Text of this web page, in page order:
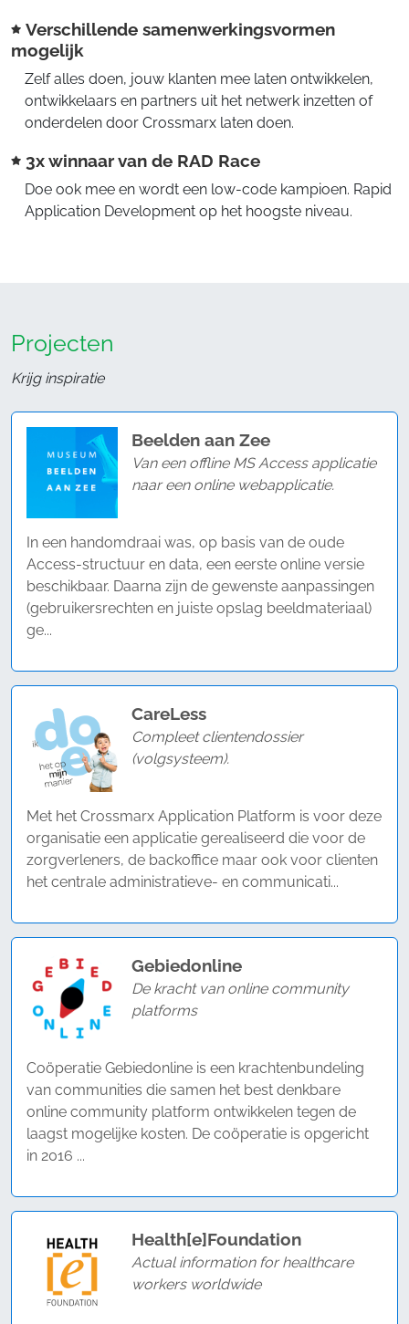
Verschillende samenwerkingsvormen
mogelijk
Zelf alles doen, jouw klanten mee laten ontwikkelen,
ontwikkelaars en partners uit het netwerk inzetten of
onderdelen door Crossmarx laten doen.
3x winnaar van de RAD Race
Doe ook mee en wordt een low-code kampioen. Rapid
Application Development op het hoogste niveau.
Projecten
Krijg inspiratie
Beelden aan Zee
Van een offline MS Access applicatie
naar een online webapplicatie.
In een handomdraai was, op basis van de oude
Access-structuur en data, een eerste online versie
beschikbaar. Daarna zijn de gewenste aanpassingen
(gebruikersrechten en juiste opslag beeldmateriaal)
ge...
CareLess
Compleet clientendossier
(volgsysteem).
Met het Crossmarx Application Platform is voor deze
organisatie een applicatie gerealiseerd die voor de
zorgverleners, de backoffice maar ook voor clienten
het centrale administratieve- en communicati...
Gebiedonline
De kracht van online community
platforms
Coöperatie Gebiedonline is een krachtenbundeling
van communities die samen het best denkbare
online community platform ontwikkelen tegen de
laagst mogelijke kosten. De coöperatie is opgericht
in 2016 ...
Health[e]Foundation
Actual information for healthcare
workers worldwide